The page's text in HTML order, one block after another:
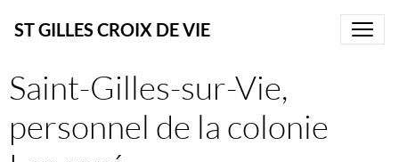
ST GILLES CROIX DE VIE
Saint-Gilles-sur-Vie,
personnel de la colonie